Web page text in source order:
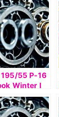
55 Р-16
Winter I
W429
к